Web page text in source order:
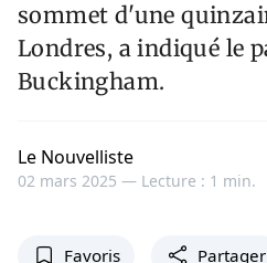
sommet d'une
Londres, a indiqué le
Buckingham.
Le Nouvelliste
02 mars 2025 — Lecture : 1 min.
Favoris Partager